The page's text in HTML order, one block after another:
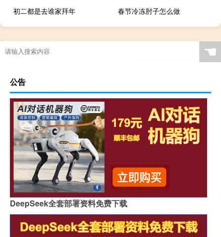
初二都是去谁家拜年
春节冷冻肘子怎么做
☚
公告
DeepSeek全套部署资料免费下载